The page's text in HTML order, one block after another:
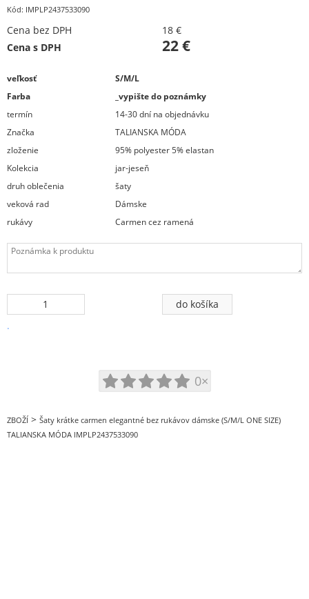
Kód: IMPLP2437533090
Cena bez DPH
18 €
Cena s DPH
22 €
veľkosť
S/M/L
Farba
_vypište do poznámky
termín
14-30 dní na objednávku
Značka
TALIANSKA MÓDA
zloženie
95% polyester 5% elastan
Kolekcia
jar-jeseň
druh oblečenia
šaty
veková rad
Dámske
rukávy
Carmen cez ramená
.
0×
ZBOŽÍ > Šaty krátke carmen elegantné bez rukávov dámske (S/M/L ONE SIZE)
TALIANSKA MÓDA IMPLP2437533090